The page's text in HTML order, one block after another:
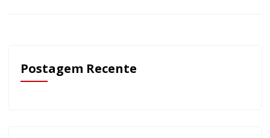
Postagem Recente